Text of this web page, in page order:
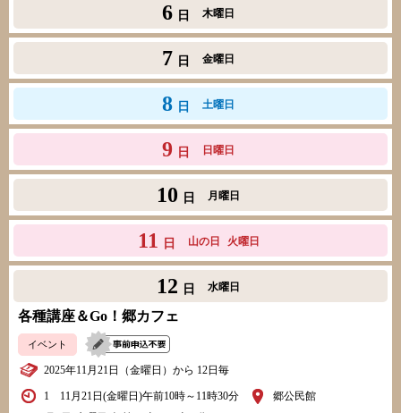
6 日 木曜日
7 日 金曜日
8 日 土曜日
9 日 日曜日
10 日 月曜日
11 日 山の日 火曜日
12 日 水曜日
各種講座＆Go！郷カフェ
イベント
2025年11月21日（金曜日）から 12日毎
1 11月21日(金曜日)午前10時～11時30分
郷公民館